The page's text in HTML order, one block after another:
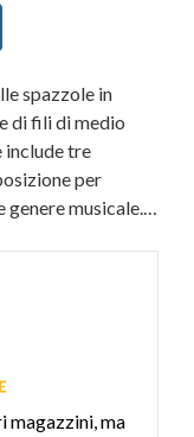
spazzole in
di fili di medio
include tre
per
genere musicale. Il
magazzini, ma